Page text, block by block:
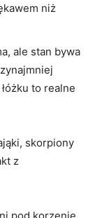
niż
ale stan bywa
to realne
skorpiony
z
pod korzenie